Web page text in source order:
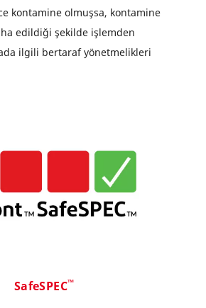
kontamine olmuşsa, kontamine
edildiği şekilde işlemden
ilgili bertaraf yönetmelikleri
SafeSPEC™